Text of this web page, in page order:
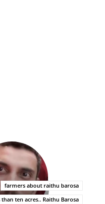
farmers about raithu barosa
than ten acres.. Raithu Barosa